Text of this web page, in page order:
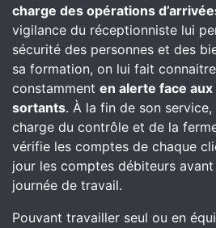
charge des opérations
vigilance du réceptionniste lui
sécurité des personnes et des
sa formation, on lui fait
constamment en alerte face
sortants. À la fin de son
charge du contrôle et de la
vérifie les comptes de chaque
jour les comptes débiteurs
journée de travail.
Pouvant travailler seul ou en